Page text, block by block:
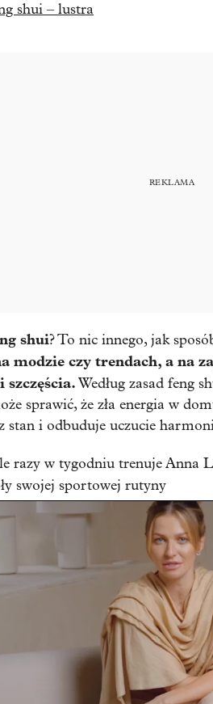
shui – lustra
shui? To nic innego, jak
modzie czy trendach, a na
szczęścia.Według zasad feng
sprawić, że zła energia w
stan i odbuduje uczucie
razy w tygodniu trenuje Anna
swojej sportowej rutyny